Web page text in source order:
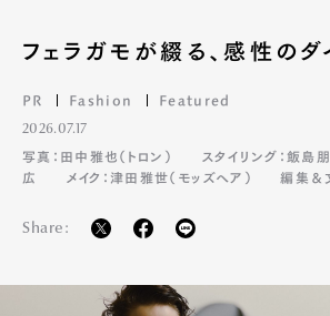
フェラガモが綴る、感性のダ
PR Fashion Featured
2026.07.17
写真：田中雅也（トロン）
スタイリング：飯島
広
メイク：津田雅世（モッズヘア） 編集＆
Share: